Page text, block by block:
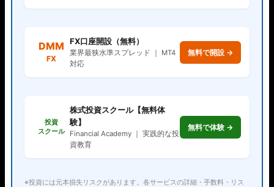
DMM
FX
FX口座開設（無料）
業界最狭水準スプレッド ｜ MT4
対応
無料で開設 →
投資
スクール
株式投資スクール【無料体
験】
Financial Academy ｜ 実践的な投
資教育
無料で体験 →
※投資には元本損失リスクがあります。各サービスの詳細・手数料・リス